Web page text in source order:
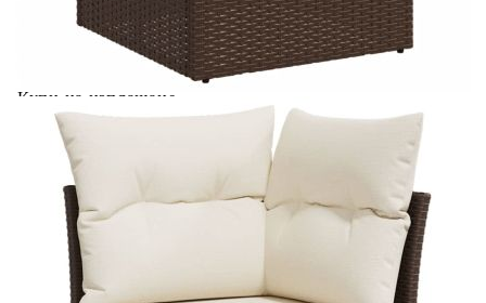
Материал за пълнеж на
облегалката:
Памучни влакна
Купи на изплащане
Credit calculator
Градински комплект с възглавници, 6 части, кафяв,
полиратан
Please select credit institution
Цена на продукта:
€383.00
Extraction of information from credit institutions
Предоставената таблица е с информационна цел.
Добавете продукта в количката си с бутона "Добави в
количката" и при поръчка ще можете да изберете броя
вноски на кредита.